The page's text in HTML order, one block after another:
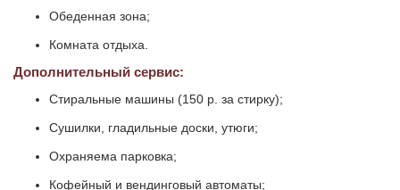
Обеденная зона;
Комната отдыха.
Дополнительный сервис:
Стиральные машины (150 р. за стирку);
Сушилки, гладильные доски, утюги;
Охраняема парковка;
Кофейный и вендинговый автоматы;